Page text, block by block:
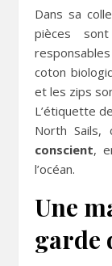
Dans sa
pièces
coton
et les zips
L’étiquette
North Sails,
conscient,
l’océan.
Une
garde